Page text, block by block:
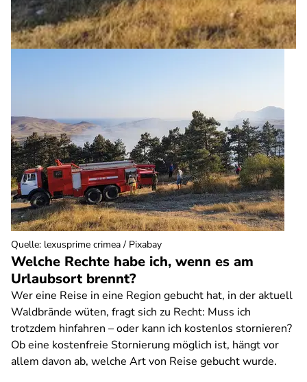
Welche Rechte habe ich, wenn es am
Urlaubsort brennt?
Wer eine Reise in eine Region gebucht hat, in der aktuell
Waldbrände wüten, fragt sich zu Recht: Muss ich
trotzdem hinfahren – oder kann ich kostenlos stornieren?
Ob eine kostenfreie Stornierung möglich ist, hängt vor
allem davon ab, welche Art von Reise gebucht wurde.
Quelle: lexusprime crimea / Pixabay